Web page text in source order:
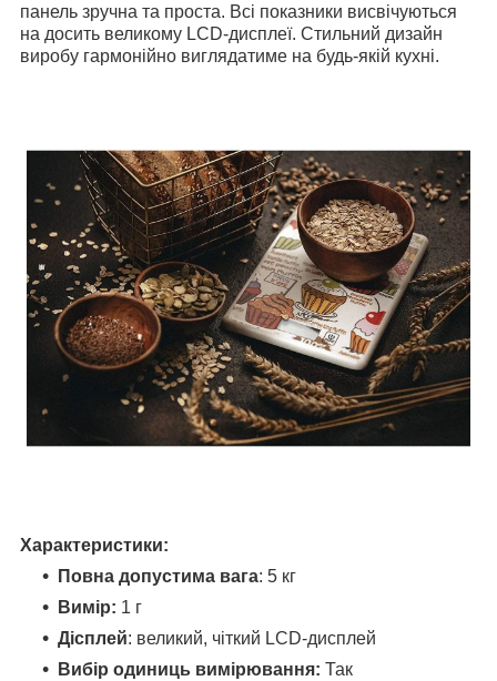
панель зручна та проста. Всі показники висвічуються
на досить великому LCD-дисплеї. Стильний дизайн
виробу гармонійно виглядатиме на будь-якій кухні.
Характеристики:
Повна допустима вага: 5 кг
Вимір: 1 г
Дісплей: великий, чіткий LCD-дисплей
Вибір одиниць вимірювання: Так